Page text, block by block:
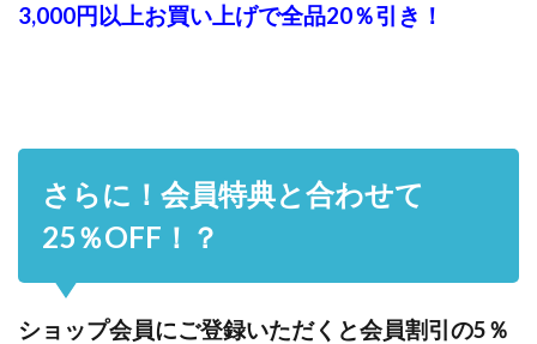
3,000円以上お買い上げで全品20％引き！
さらに！会員特典と合わせて
25％OFF！？
ショップ会員にご登録いただくと会員割引の5％